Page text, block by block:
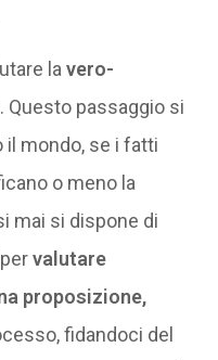
la vero-
. Questo passaggio si
mondo, se i fatti
o meno la
mai si dispone di
valutare
proposizione,
fidandoci del